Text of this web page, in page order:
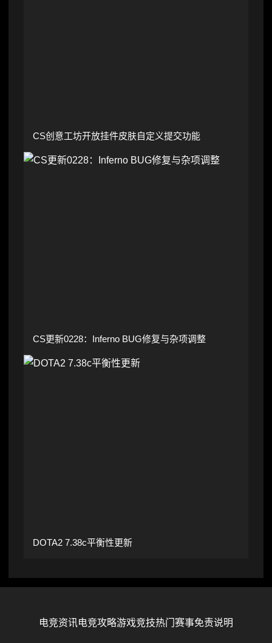
CS创意工坊开放挂件皮肤自定义提交功能
CS更新0228：Inferno BUG修复与杂项调整
DOTA2 7.38c平衡性更新
电竞资讯电竞攻略游戏竞技热门赛事免责说明